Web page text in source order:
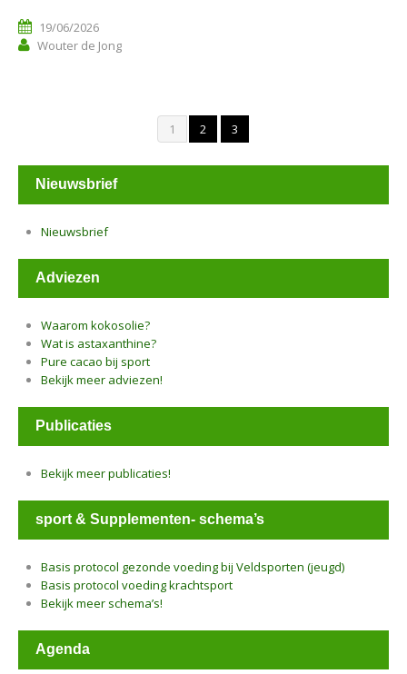
19/06/2026
Wouter de Jong
1 2 3
Nieuwsbrief
Nieuwsbrief
Adviezen
Waarom kokosolie?
Wat is astaxanthine?
Pure cacao bij sport
Bekijk meer adviezen!
Publicaties
Bekijk meer publicaties!
sport & Supplementen- schema’s
Basis protocol gezonde voeding bij Veldsporten (jeugd)
Basis protocol voeding krachtsport
Bekijk meer schema’s!
Agenda